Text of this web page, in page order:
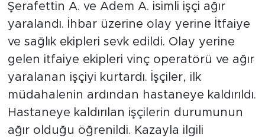
Şerafettin A. ve Adem A. isimli işçi ağır
yaralandı. İhbar üzerine olay yerine İtfaiye
ve sağlık ekipleri sevk edildi. Olay yerine
gelen itfaiye ekipleri vinç operatörü ve ağır
yaralanan işçiyi kurtardı. İşçiler, ilk
müdahalenin ardından hastaneye kaldırıldı.
Hastaneye kaldırılan işçilerin durumunun
ağır olduğu öğrenildi. Kazayla ilgili